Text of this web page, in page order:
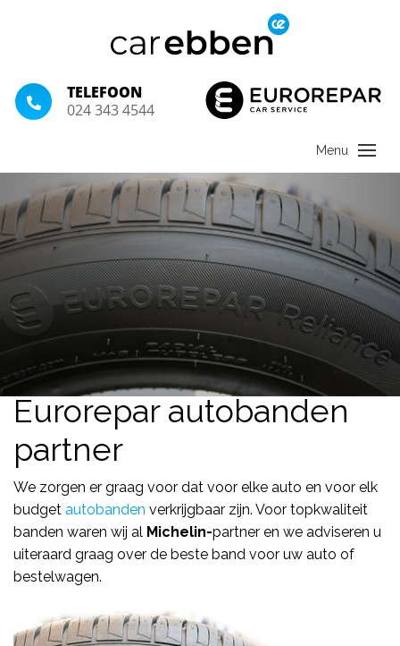
TELEFOON
024 343 4544
01 juni 2019
Eurorepar autobanden
partner
We zorgen er graag voor dat voor elke auto en voor elk
budget autobanden verkrijgbaar zijn. Voor topkwaliteit
banden waren wij al Michelin-partner en we adviseren u
uiteraard graag over de beste band voor uw auto of
bestelwagen.